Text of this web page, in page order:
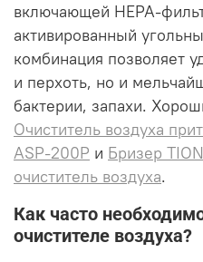
включающей HEPA-
активированный
комбинация позволяет
и перхоть, но и
бактерии, запахи.
Очиститель воздуха
ASP-200P и Бризер
очиститель воздуха.
Как часто
очистителе воздуха?